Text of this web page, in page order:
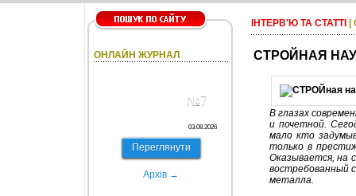
ОНЛАЙН ЖУРНАЛ
№7
03.08.2026
Переглянути
Архів →
ІНТЕРВ'Ю ТА СТАТТІ
СТРОЙНАЯ
В глазах
и почетной.
мало кто
только в
Оказывается, на
востребованный
металла.